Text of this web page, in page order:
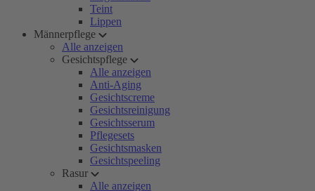
Teint
Lippen
Männerpflege
Alle anzeigen
Gesichtspflege
Alle anzeigen
Anti-Aging
Gesichtscreme
Gesichtsreinigung
Gesichtsserum
Pflegesets
Gesichtsmasken
Gesichtspeeling
Rasur
Alle anzeigen